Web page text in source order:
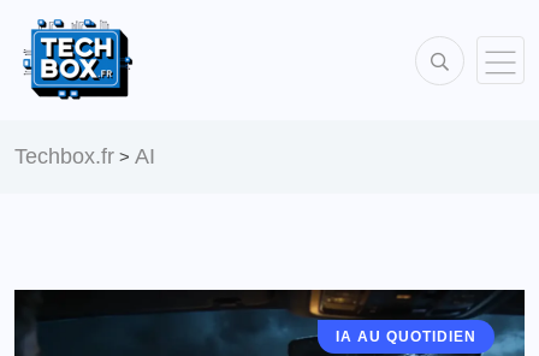
Techbox.fr > AI
IA AU QUOTIDIEN